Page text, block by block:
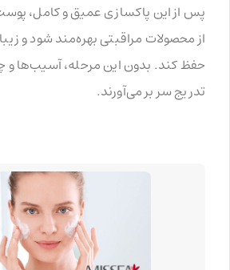
پس از این پاکسازی عمیق و کامل،
از محصولات مراقبتی بهره‌مند شود و
حفظ کند. بدون این مرحله، آسیب‌ها و
تدریج سر بر می‌آورند.